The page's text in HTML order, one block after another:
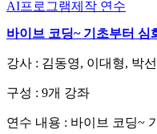
AI프로그램제작 연수
바이브 코딩~ 기초부터 심
강사 : 김동영, 이대형, 박
구성 : 9개 강좌
연수 내용 : 바이브 코딩~